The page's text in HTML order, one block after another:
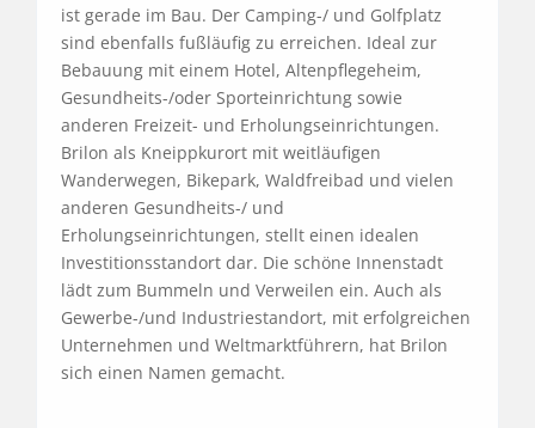
ist gerade im Bau. Der Camping-/ und Golfplatz
sind ebenfalls fußläufig zu erreichen. Ideal zur
Bebauung mit einem Hotel, Altenpflegeheim,
Gesundheits-/oder Sporteinrichtung sowie
anderen Freizeit- und Erholungseinrichtungen.
Brilon als Kneippkurort mit weitläufigen
Wanderwegen, Bikepark, Waldfreibad und vielen
anderen Gesundheits-/ und
Erholungseinrichtungen, stellt einen idealen
Investitionsstandort dar. Die schöne Innenstadt
lädt zum Bummeln und Verweilen ein. Auch als
Gewerbe-/und Industriestandort, mit erfolgreichen
Unternehmen und Weltmarktführern, hat Brilon
sich einen Namen gemacht.